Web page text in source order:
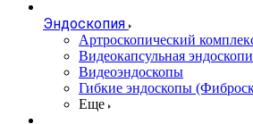
Эндоскопия
Артроскопический
Видеокапсульная
Видеоэндоскопы
Гибкие эндоскопы
Еще